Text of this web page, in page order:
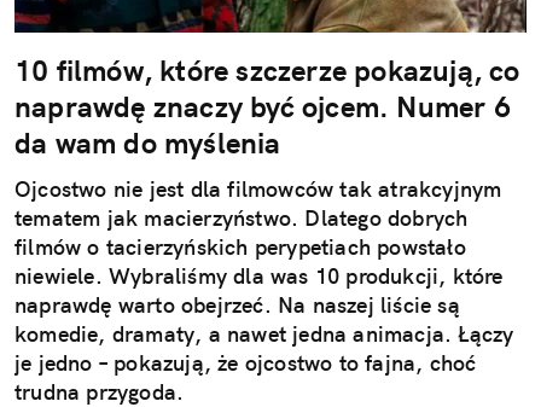
10 filmów, które szczerze pokazują, co
naprawdę znaczy być ojcem. Numer 6
da wam do myślenia
Ojcostwo nie jest dla filmowców tak atrakcyjnym
tematem jak macierzyństwo. Dlatego dobrych
filmów o tacierzyńskich perypetiach powstało
niewiele. Wybraliśmy dla was 10 produkcji, które
naprawdę warto obejrzeć. Na naszej liście są
komedie, dramaty, a nawet jedna animacja. Łączy
je jedno – pokazują, że ojcostwo to fajna, choć
trudna przygoda.